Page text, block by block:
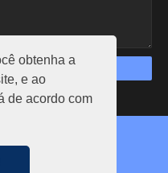
obtenha a
e ao
de acordo com